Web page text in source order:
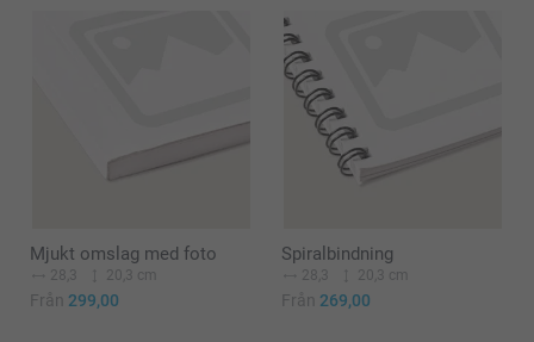
Mjukt omslag med foto
28,3 20,3 cm
Från 299,00
Spiralbindning
28,3 20,3 cm
Från 269,00